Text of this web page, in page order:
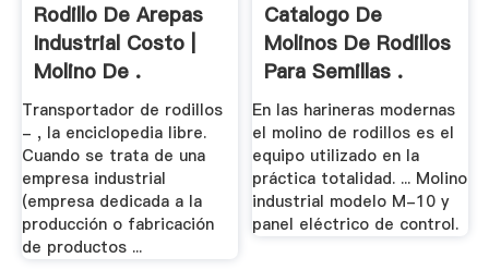
Rodillo De Arepas
Industrial Costo |
Molino De .
Transportador de rodillos
- , la enciclopedia libre.
Cuando se trata de una
empresa industrial
(empresa dedicada a la
producción o fabricación
de productos ...
Catalogo De
Molinos De Rodillos
Para Semillas .
En las harineras modernas
el molino de rodillos es el
equipo utilizado en la
práctica totalidad. ... Molino
industrial modelo M-10 y
panel eléctrico de control.